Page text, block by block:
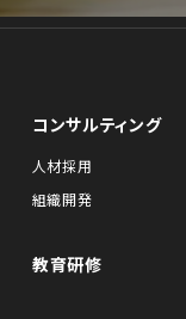
コンサルティング
人材採用
組織開発
教育研修